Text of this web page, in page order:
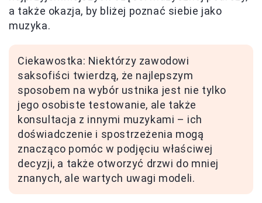
a także okazja, by bliżej poznać siebie jako
muzyka.
Ciekawostka: Niektórzy zawodowi
saksofiści twierdzą, że najlepszym
sposobem na wybór ustnika jest nie tylko
jego osobiste testowanie, ale także
konsultacja z innymi muzykami – ich
doświadczenie i spostrzeżenia mogą
znacząco pomóc w podjęciu właściwej
decyzji, a także otworzyć drzwi do mniej
znanych, ale wartych uwagi modeli.